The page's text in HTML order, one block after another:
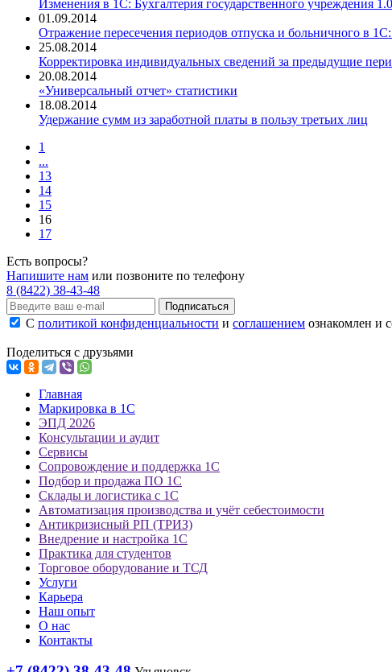
Изменения в 1С: Бухгалтерия государственного учреждения
01.09.2014
Отражение пересечения периодов отпуска и больничного в
25.08.2014
Корректировка индивидуальных сведений за предыдущие
20.08.2014
«Универсальный отчет» статистики
18.08.2014
Удержание сумм из заработной платы в пользу третьих лиц
1
...
13
14
15
16
17
Есть вопросы?
Напишите нам или позвоните по телефону
8 (8422) 38-43-48
Подписаться
С политикой конфиденциальности и соглашением ознакомлен и
Поделиться с друзьями
Главная
Маркировка в 1С
ЭПД 2026
Консультации и аудит
Сервисы
Сопровождение и поддержка 1С
Подбор и продажа ПО 1С
Склады и логистика с 1С
Автоматизация производства и учёт себестоимости
Антикризисный РП (ТРИЗ)
Внедрение и настройка 1С
Практика для студентов
Торговое оборудование и ТСД
Услуги
Карьера
Наш опыт
О нас
Контакты